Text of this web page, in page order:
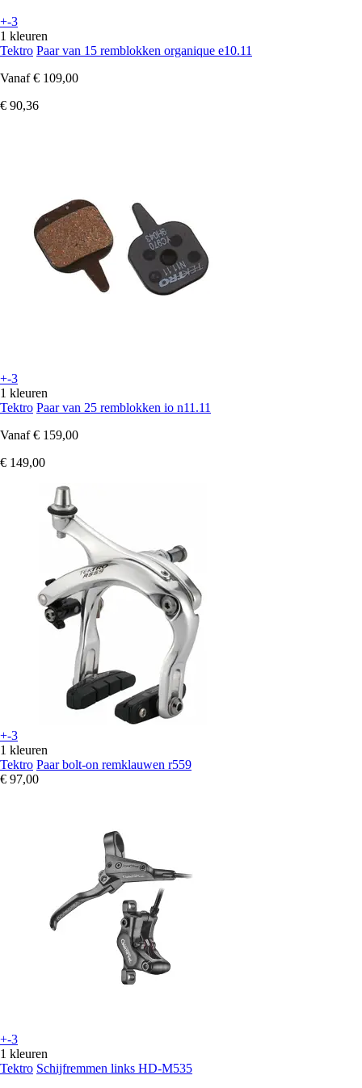
+-3
1 kleuren
Tektro Paar van 15 remblokken organique e10.11
Vanaf € 109,00
€ 90,36
+-3
1 kleuren
Tektro Paar van 25 remblokken io n11.11
Vanaf € 159,00
€ 149,00
+-3
1 kleuren
Tektro Paar bolt-on remklauwen r559
€ 97,00
+-3
1 kleuren
Tektro Schijfremmen links HD-M535